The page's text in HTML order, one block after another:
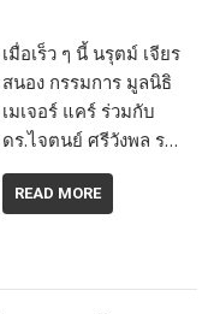
เมื่อเร็ว ๆ นี้ นรุตม์ เจียร
สนอง กรรมการ มูลนิธิ
เมเจอร์ แคร์ ร่วมกับ
ดร.ไจตนย์ ศรีวังพล ร…
READ MORE